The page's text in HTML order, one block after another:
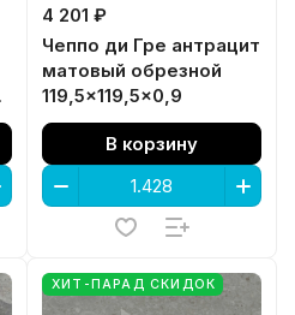
4 201 ₽
Чеппо ди Гре антрацит
матовый обрезной
119,5x119,5x0,9
В корзину
ХИТ-ПАРАД СКИДОК